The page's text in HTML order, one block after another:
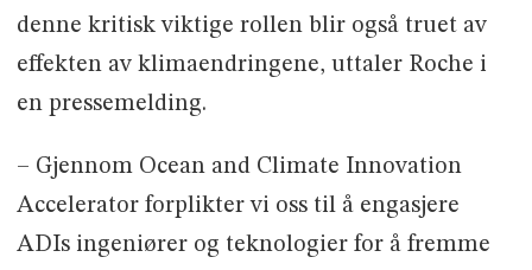
denne kritisk viktige rollen blir også truet av
effekten av klimaendringene, uttaler Roche i
en pressemelding.
– Gjennom Ocean and Climate Innovation
Accelerator forplikter vi oss til å engasjere
ADIs ingeniører og teknologier for å fremme